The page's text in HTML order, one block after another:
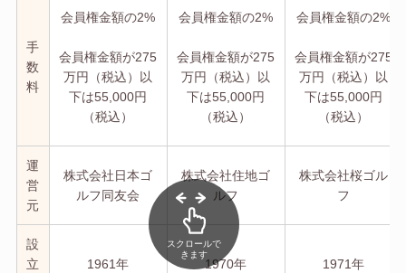
手
数
料
会員権金額の2%
会員権金額が275
万円（税込）以
下は55,000円
（税込）
会員権金額の2%
会員権金額が275
万円（税込）以
下は55,000円
（税込）
会員権金額の2%
会員権金額が275
万円（税込）以
下は55,000円
（税込）
運
営
元
株式会社日本ゴ
ルフ同友会
株式会社住地ゴ
ルフ
株式会社桜ゴル
フ
設
立
1961年 1970年 1971年
スクロールで
きます